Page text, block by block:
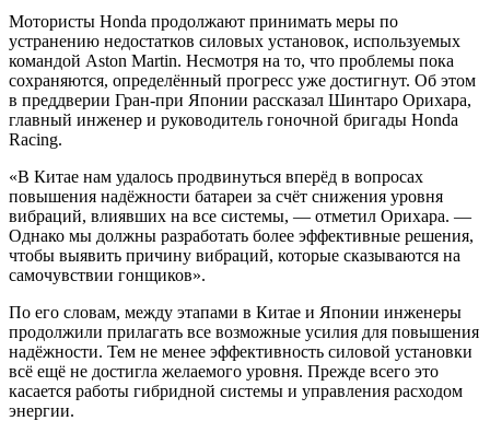
Мотористы Honda продолжают принимать меры по
устранению недостатков силовых установок, используемых
командой Aston Martin. Несмотря на то, что проблемы пока
сохраняются, определённый прогресс уже достигнут. Об этом
в преддверии Гран-при Японии рассказал Шинтаро Орихара,
главный инженер и руководитель гоночной бригады Honda
Racing.
«В Китае нам удалось продвинуться вперёд в вопросах
повышения надёжности батареи за счёт снижения уровня
вибраций, влиявших на все системы, — отметил Орихара. —
Однако мы должны разработать более эффективные решения,
чтобы выявить причину вибраций, которые сказываются на
самочувствии гонщиков».
По его словам, между этапами в Китае и Японии инженеры
продолжили прилагать все возможные усилия для повышения
надёжности. Тем не менее эффективность силовой установки
всё ещё не достигла желаемого уровня. Прежде всего это
касается работы гибридной системы и управления расходом
энергии.